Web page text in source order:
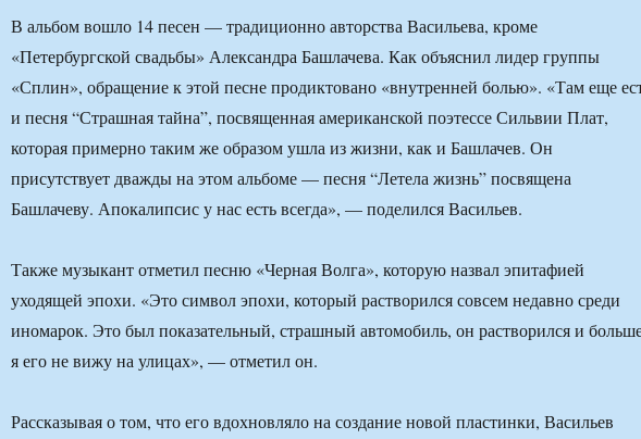
В альбом вошло 14 песен — традиционно авторства Васильева, кроме
«Петербургской свадьбы» Александра Башлачева. Как объяснил лидер группы
«Сплин», обращение к этой песне продиктовано «внутренней болью». «Там еще
и песня “Страшная тайна”, посвященная американской поэтессе Сильвии Плат,
которая примерно таким же образом ушла из жизни, как и Башлачев. Он
присутствует дважды на этом альбоме — песня “Летела жизнь” посвящена
Башлачеву. Апокалипсис у нас есть всегда», — поделился Васильев.
Также музыкант отметил песню «Черная Волга», которую назвал эпитафией
уходящей эпохи. «Это символ эпохи, который растворился совсем недавно среди
иномарок. Это был показательный, страшный автомобиль, он растворился и
я его не вижу на улицах», — отметил он.
Рассказывая о том, что его вдохновляло на создание новой пластинки, Васильев